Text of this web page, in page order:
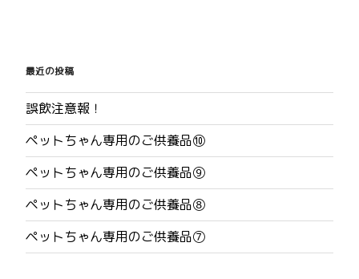
稿
ナ
ビ
ゲ
ー
シ
最近の投稿
誤飲注意報！
ペットちゃん専用のご供養品⑩
ペットちゃん専用のご供養品⑨
ペットちゃん専用のご供養品⑧
ペットちゃん専用のご供養品⑦